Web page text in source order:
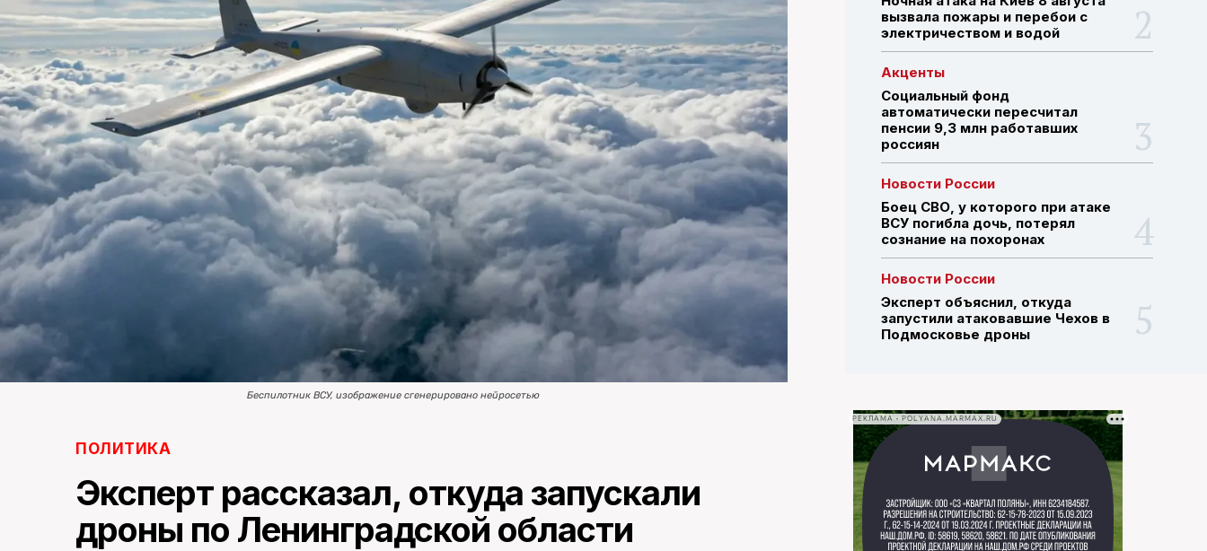
ПОИСК ПО САЙТУ
Беспилотник ВСУ, изображение сгенерировано нейросетью
ПОЛИТИКА
Эксперт рассказал, откуда запускали
дроны по Ленинградской области
вызвала пожары и перебои с
электричеством и водой
Акценты
Социальный фонд
автоматически пересчитал
пенсии 9,3 млн работавших
россиян
Новости России
Боец СВО, у которого при атаке
ВСУ погибла дочь, потерял
сознание на похоронах
Новости России
Эксперт объяснил, откуда
запустили атаковавшие Чехов в
Подмосковье дроны
РЕКЛАМА • POLYANA.MARMAX.RU